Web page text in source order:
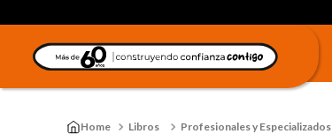
Libros Profesionales y Especializados